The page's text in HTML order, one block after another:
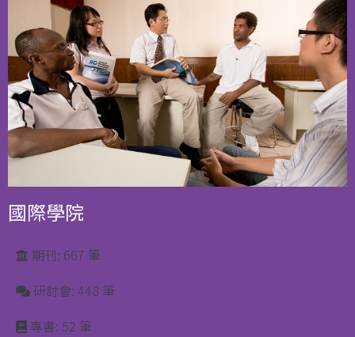
國際學院
期刊: 667 筆
研討會: 448 筆
專書: 52 筆